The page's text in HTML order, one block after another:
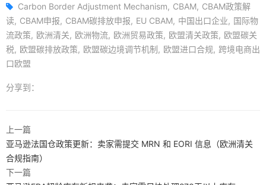
Carbon Border Adjustment Mechanism CBAM CBAM政策解
读 CBAM申报 CBAM碳排放申报 EU CBAM 中国出口企业
国际物
流政策
欧洲清关 欧洲物流 欧洲贸易政策 欧盟清关政策
欧盟碳关
税
欧盟碳排放政策 欧盟碳边境调节机制 欧盟进口合规
跨境电商出
口欧盟
分享到：
上一篇
亚马逊法国仓政策更新：卖家需提交 MRN 和 EORI 信息（欧洲清关
合规指南）
下一篇